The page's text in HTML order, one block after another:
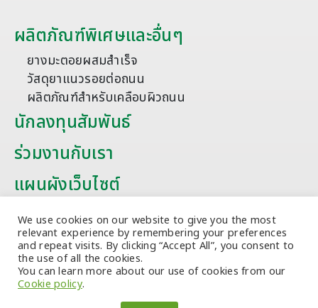
ผลิตภัณฑ์พิเศษและอื่นๆ
ยางมะตอยผสมสำเร็จ
วัสดุยาแนวรอยต่อถนน
ผลิตภัณฑ์สำหรับเคลือบผิวถนน
นักลงทุนสัมพันธ์
ร่วมงานกับเรา
แผนผังเว็บไซต์
บทความ
We use cookies on our website to give you the most
relevant experience by remembering your preferences
and repeat visits. By clicking “Accept All”, you consent to
the use of all the cookies.
You can learn more about our use of cookies from our
Cookie policy.